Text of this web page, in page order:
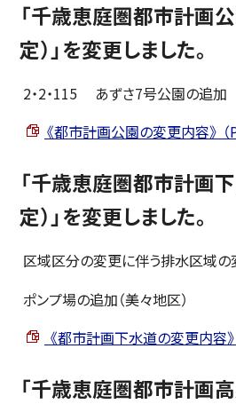
「千歳恵庭圏都市計画
定）」を変更しました。
2・2・115 あずさ7号公園の追加
《都市計画公園の変更内容》 （
「千歳恵庭圏都市計画
定）」を変更しました。
区域区分の変更に伴う排水区域の
ポンプ場の追加（美々地区）
《都市計画下水道の変更内容》
「千歳恵庭圏都市計画